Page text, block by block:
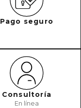
Pago seguro
Consultoría
En línea